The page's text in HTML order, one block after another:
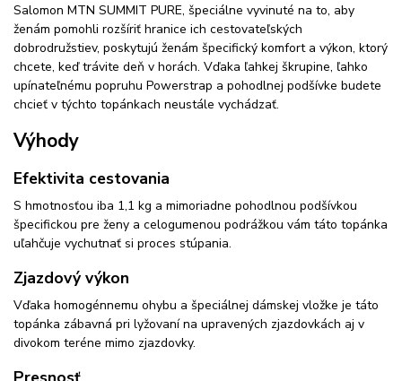
Salomon MTN SUMMIT PURE, špeciálne vyvinuté na to, aby
ženám pomohli rozšíriť hranice ich cestovateľských
dobrodružstiev, poskytujú ženám špecifický komfort a výkon, ktorý
chcete, keď trávite deň v horách. Vďaka ľahkej škrupine, ľahko
upínateľnému popruhu Powerstrap a pohodlnej podšívke budete
chcieť v týchto topánkach neustále vychádzať.
Výhody
Efektivita cestovania
S hmotnosťou iba 1,1 kg a mimoriadne pohodlnou podšívkou
špecifickou pre ženy a celogumenou podrážkou vám táto topánka
uľahčuje vychutnať si proces stúpania.
Zjazdový výkon
Vďaka homogénnemu ohybu a špeciálnej dámskej vložke je táto
topánka zábavná pri lyžovaní na upravených zjazdovkách aj v
divokom teréne mimo zjazdovky.